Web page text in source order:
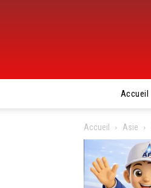
Accueil
Accueil Asie